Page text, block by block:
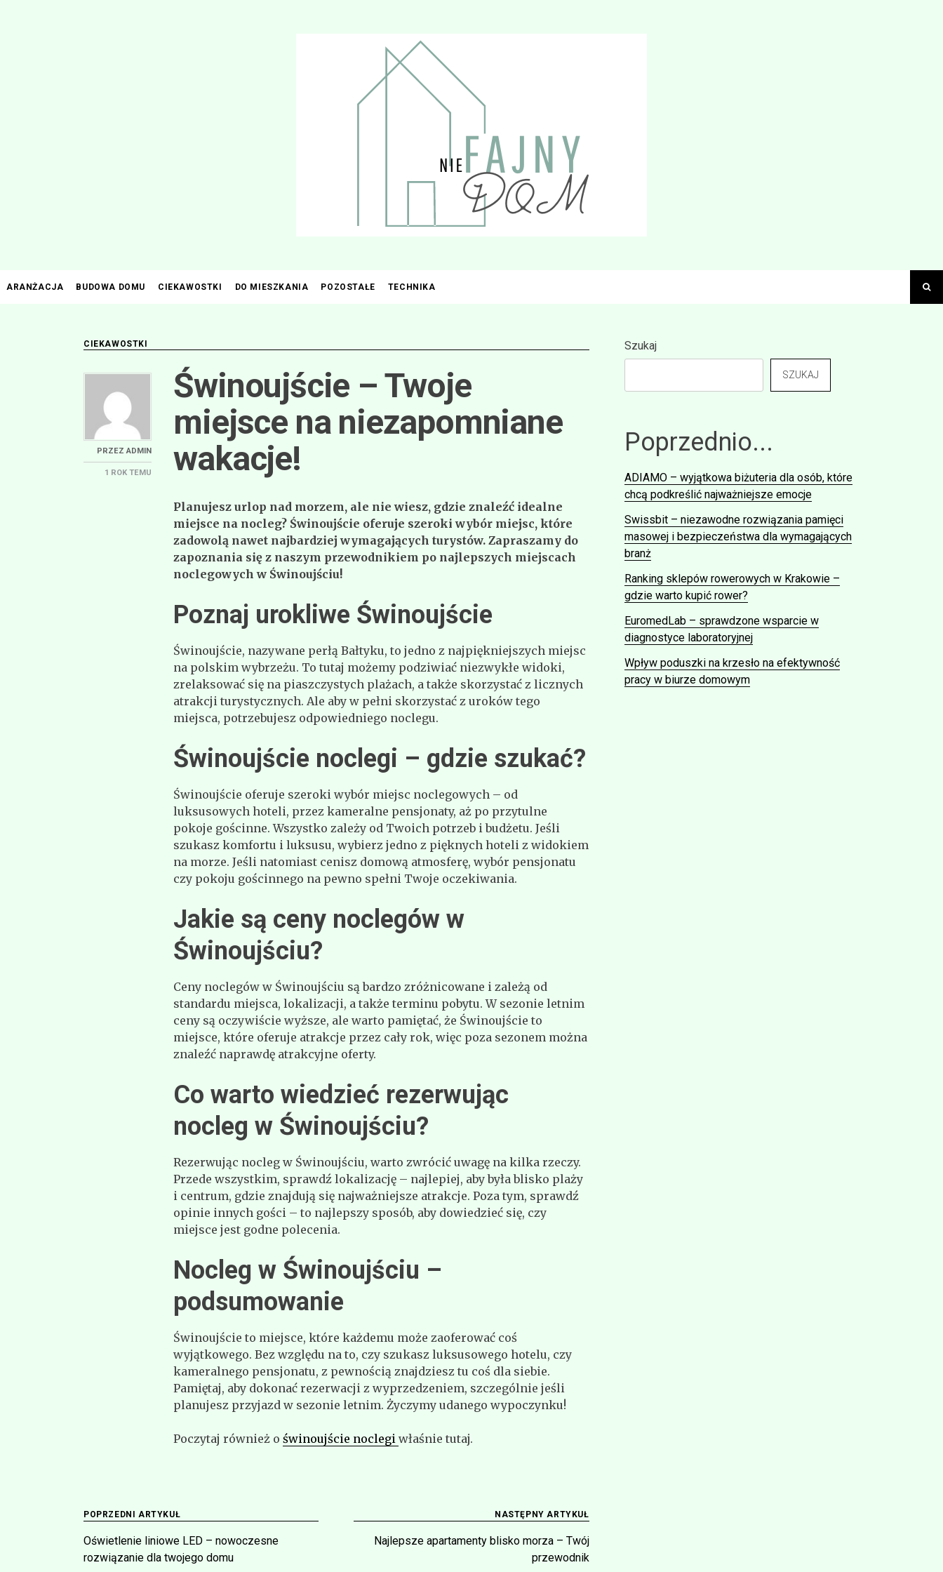
ARANŻACJA BUDOWA DOMU CIEKAWOSTKI DO MIESZKANIA POZOSTAŁE TECHNIKA
CIEKAWOSTKI
PRZEZADMIN
1 ROK TEMU
Świnoujście – Twoje
miejsce na niezapomniane
wakacje!
Planujesz urlop nad morzem, ale nie wiesz, gdzie znaleźć idealne
miejsce na nocleg? Świnoujście oferuje szeroki wybór miejsc, które
zadowolą nawet najbardziej wymagających turystów. Zapraszamy do
zapoznania się z naszym przewodnikiem po najlepszych miejscach
noclegowych w Świnoujściu!
Poznaj urokliwe Świnoujście
Świnoujście, nazywane perłą Bałtyku, to jedno z najpiękniejszych miejsc
na polskim wybrzeżu. To tutaj możemy podziwiać niezwykłe widoki,
zrelaksować się na piaszczystych plażach, a także skorzystać z licznych
atrakcji turystycznych. Ale aby w pełni skorzystać z uroków tego
miejsca, potrzebujesz odpowiedniego noclegu.
Świnoujście noclegi – gdzie szukać?
Świnoujście oferuje szeroki wybór miejsc noclegowych – od
luksusowych hoteli, przez kameralne pensjonaty, aż po przytulne
pokoje gościnne. Wszystko zależy od Twoich potrzeb i budżetu. Jeśli
szukasz komfortu i luksusu, wybierz jedno z pięknych hoteli z widokiem
na morze. Jeśli natomiast cenisz domową atmosferę, wybór pensjonatu
czy pokoju gościnnego na pewno spełni Twoje oczekiwania.
Jakie są ceny noclegów w
Świnoujściu?
Ceny noclegów w Świnoujściu są bardzo zróżnicowane i zależą od
standardu miejsca, lokalizacji, a także terminu pobytu. W sezonie letnim
ceny są oczywiście wyższe, ale warto pamiętać, że Świnoujście to
miejsce, które oferuje atrakcje przez cały rok, więc poza sezonem można
znaleźć naprawdę atrakcyjne oferty.
Co warto wiedzieć rezerwując
nocleg w Świnoujściu?
Rezerwując nocleg w Świnoujściu, warto zwrócić uwagę na kilka rzeczy.
Przede wszystkim, sprawdź lokalizację – najlepiej, aby była blisko plaży
i centrum, gdzie znajdują się najważniejsze atrakcje. Poza tym, sprawdź
opinie innych gości – to najlepszy sposób, aby dowiedzieć się, czy
miejsce jest godne polecenia.
Nocleg w Świnoujściu –
podsumowanie
Świnoujście to miejsce, które każdemu może zaoferować coś
wyjątkowego. Bez względu na to, czy szukasz luksusowego hotelu, czy
kameralnego pensjonatu, z pewnością znajdziesz tu coś dla siebie.
Pamiętaj, aby dokonać rezerwacji z wyprzedzeniem, szczególnie jeśli
planujesz przyjazd w sezonie letnim. Życzymy udanego wypoczynku!
Poczytaj również oświnoujście noclegiwłaśnie tutaj.
Nawigacja
wpisu
POPRZEDNI ARTYKUŁ
Oświetlenie liniowe LED – nowoczesne
rozwiązanie dla twojego domu
NASTĘPNY ARTYKUŁ
Najlepsze apartamenty blisko morza – Twój
przewodnik
Szukaj
SZUKAJ
Poprzednio...
ADIAMO – wyjątkowa biżuteria dla osób, które
chcą podkreślić najważniejsze emocje
Swissbit – niezawodne rozwiązania pamięci
masowej i bezpieczeństwa dla wymagających
branż
Ranking sklepów rowerowych w Krakowie –
gdzie warto kupić rower?
EuromedLab – sprawdzone wsparcie w
diagnostyce laboratoryjnej
Wpływ poduszki na krzesło na efektywność
pracy w biurze domowym